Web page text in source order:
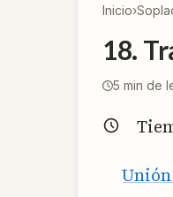
Inicio›
18.
5 min de